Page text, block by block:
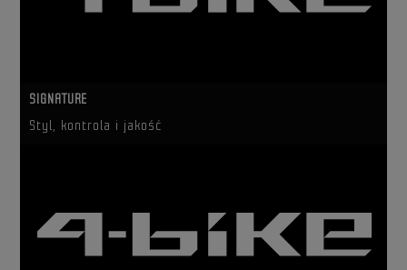
SIGNATURE
Styl, kontrola i jakość